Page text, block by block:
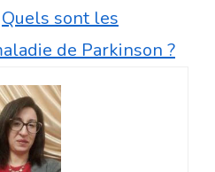
Quels sont les
de Parkinson ?